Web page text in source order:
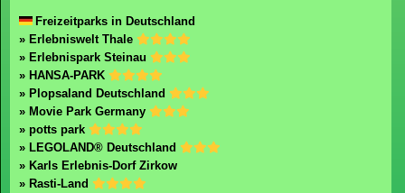
Freizeitparks in Deutschland
» Erlebniswelt Thale
» Erlebnispark Steinau
» HANSA-PARK
» Plopsaland Deutschland
» Movie Park Germany
» potts park
» LEGOLAND® Deutschland
» Karls Erlebnis-Dorf Zirkow
» Rasti-Land